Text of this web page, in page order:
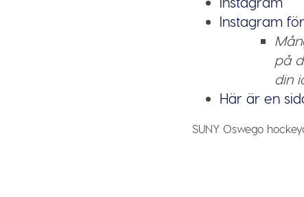
Instagram
på
din
Här är en
SUNY Oswego